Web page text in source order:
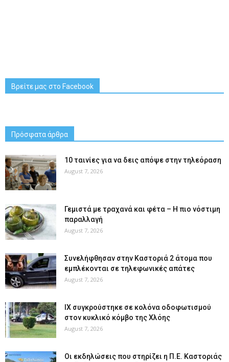
Βρείτε μας στο Facebook
Πρόσφατα άρθρα
10 ταινίες για να δεις απόψε στην τηλεόραση
August 7, 2026
Γεμιστά με τραχανά και φέτα – Η πιο νόστιμη
παραλλαγή
August 7, 2026
Συνελήφθησαν στην Καστοριά 2 άτομα που
εμπλέκονται σε τηλεφωνικές απάτες
August 7, 2026
ΙΧ συγκρούστηκε σε κολόνα οδοφωτισμού
στον κυκλικό κόμβο της Χλόης
August 7, 2026
Οι εκδηλώσεις που στηρίζει η Π.Ε. Καστοριάς